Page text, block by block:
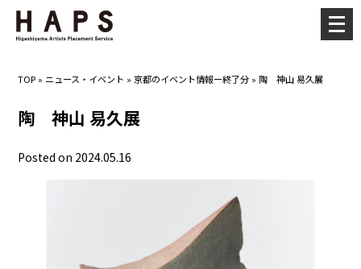
TOP » ニュース・イベント »京都のイベント情報ー終了分 » 陶 神山 易久展
陶 神山 易久展
Posted on 2024.05.16
メ
ニ
ー